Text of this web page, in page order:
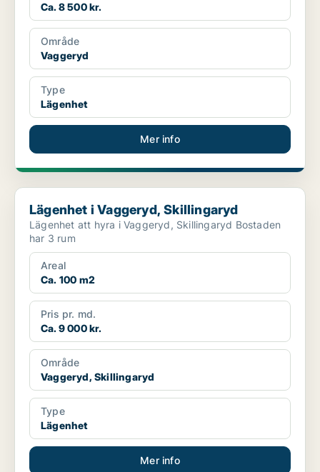
Ca. 8 500 kr.
Område
Vaggeryd
Type
Lägenhet
Mer info
Lägenhet i Vaggeryd, Skillingaryd
Lägenhet i Vaggeryd, Skillingaryd
Lägenhet att hyra i Vaggeryd, Skillingaryd Bostaden
har 3 rum
Areal
Ca. 100 m2
Pris pr. md.
Ca. 9 000 kr.
Område
Vaggeryd, Skillingaryd
Type
Lägenhet
Mer info